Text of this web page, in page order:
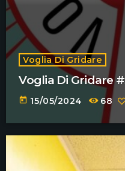
Voglia Di Gridare
Voglia Di Gridare
today 15/05/2024 68